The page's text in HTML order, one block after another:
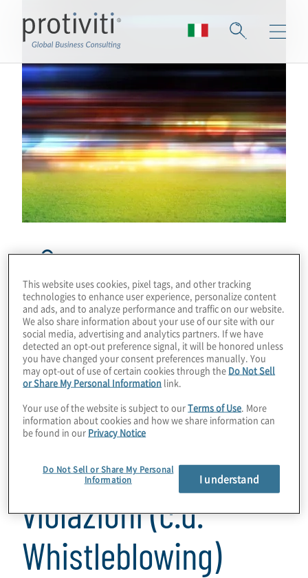
11° Aggiornamento
Circolare n.
285/2013 Banca
d’Italia: i sistemi
interni di
segnalazione delle
violazioni (c.d.
Whistleblowing)
This website uses cookies, pixel tags, and other tracking
technologies to enhance user experience, personalize content
and ads, and to analyze performance and traffic on our website.
We also share information about your use of our site with our
social media, advertising and analytics partners. If we have
detected an opt-out preference signal, it will be honored unless
you have changed your consent preferences manually. You
may opt-out of use of certain cookies through the Do Not Sell
or Share My Personal Information link.
Your use of the website is subject to ourTerms of Use . More
information about cookies and how we share information can
be found in our Privacy Notice
Do Not Sell or Share My Personal
Information
I understand